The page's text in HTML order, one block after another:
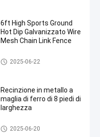
6ft High Sports Ground
Hot Dip Galvanizzato Wire
Mesh Chain Link Fence
Recinzione a maglie di catena
metallica
2025-06-22
Recinzione in metallo a
maglia di ferro di 8 piedi di
larghezza
Recinzione a maglie di catena
metallica
2025-06-20